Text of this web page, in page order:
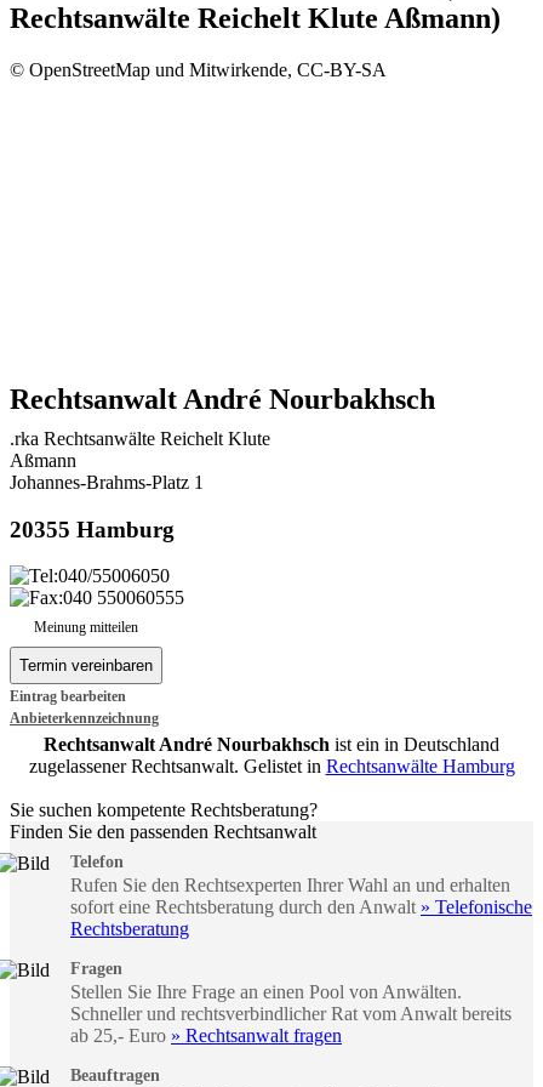
Rechtsanwälte Reichelt Klute Aßmann)
© OpenStreetMap und Mitwirkende, CC-BY-SA
Rechtsanwalt André Nourbakhsch
.rka Rechtsanwälte Reichelt Klute
Aßmann
Johannes-Brahms-Platz 1
20355 Hamburg
040/55006050
040 550060555
Meinung mitteilen
Eintrag bearbeiten
Anbieterkennzeichnung
Rechtsanwalt André Nourbakhsch ist ein in Deutschland
zugelassener Rechtsanwalt. Gelistet in Rechtsanwälte Hamburg
Sie suchen kompetente Rechtsberatung?
Finden Sie den passenden Rechtsanwalt
Telefon
Rufen Sie den Rechtsexperten Ihrer Wahl an und erhalten
sofort eine Rechtsberatung durch den Anwalt » Telefonische
Rechtsberatung
Fragen
Stellen Sie Ihre Frage an einen Pool von Anwälten.
Schneller und rechtsverbindlicher Rat vom Anwalt bereits
ab 25,- Euro » Rechtsanwalt fragen
Beauftragen